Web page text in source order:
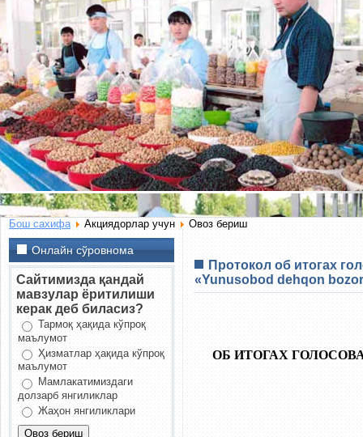
Бош сахифа Акциядорлар учун Овоз бериш
Онлайн сўровнома
Сайтимизда қандай
мавзулар ёритилиши
керак деб биласиз?
Тармоқ ҳақида кўпроқ
маълумот
Ҳизматлар ҳақида кўпроқ
маълумот
Мамлакатимиздаги
долзарб янгиликлар
Жаҳон янгиликлари
Протокол об итогах
«Yunusobod dehqon
ОБ ИТОГАХ